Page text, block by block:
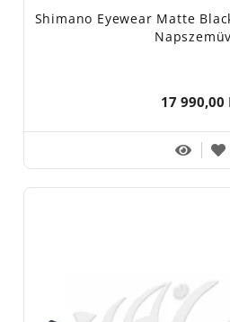
Shimano Eyewear Matte
17 990,00